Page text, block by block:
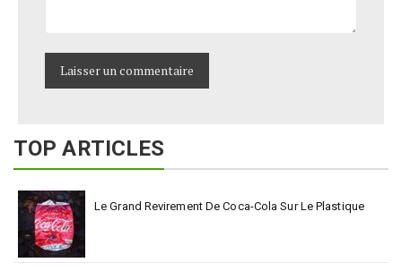
TOP ARTICLES
Le Grand Revirement De Coca-Cola Sur Le Plastique